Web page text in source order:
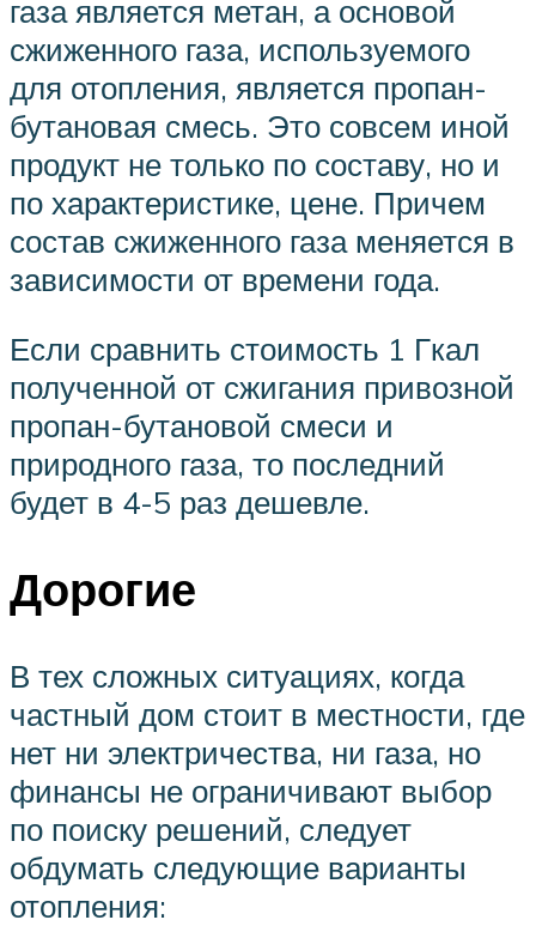
газа является метан, а основой
сжиженного газа, используемого
для отопления, является пропан-
бутановая смесь. Это совсем иной
продукт не только по составу, но и
по характеристике, цене. Причем
состав сжиженного газа меняется в
зависимости от времени года.
Если сравнить стоимость 1 Гкал
полученной от сжигания привозной
пропан-бутановой смеси и
природного газа, то последний
будет в 4-5 раз дешевле.
Дорогие
В тех сложных ситуациях, когда
частный дом стоит в местности, где
нет ни электричества, ни газа, но
финансы не ограничивают выбор
по поиску решений, следует
обдумать следующие варианты
отопления: